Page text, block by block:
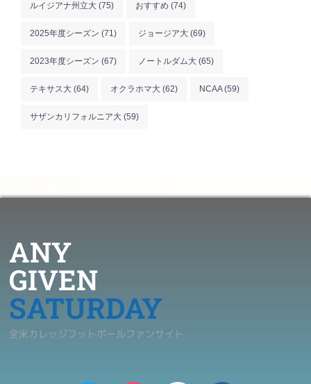
ルイジアナ州立大 (75) おすすめ (74)
2025年度シーズン (71) ジョージア大 (69)
2023年度シーズン (67) ノートルダム大 (65)
テキサス大 (64) オクラホマ大 (62) NCAA(59)
サザンカリフォルニア大 (59)
ANY
GIVEN
SATURDAY
全米カレッジフットボールファンサイト